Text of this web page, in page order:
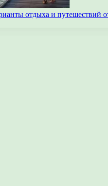
отдыха и путешествий